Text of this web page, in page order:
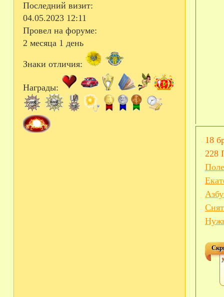
Последний визит:
04.05.2023 12:11
Провел на форуме:
2 месяца 1 день
Знаки отличия:
Награды:
18
228